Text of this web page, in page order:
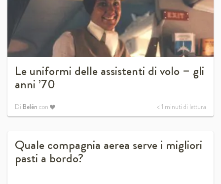
Le uniformi delle assistenti di volo – gli
anni ’70
Di Belén con < 1 minuti di lettura
Quale compagnia aerea serve i migliori
pasti a bordo?